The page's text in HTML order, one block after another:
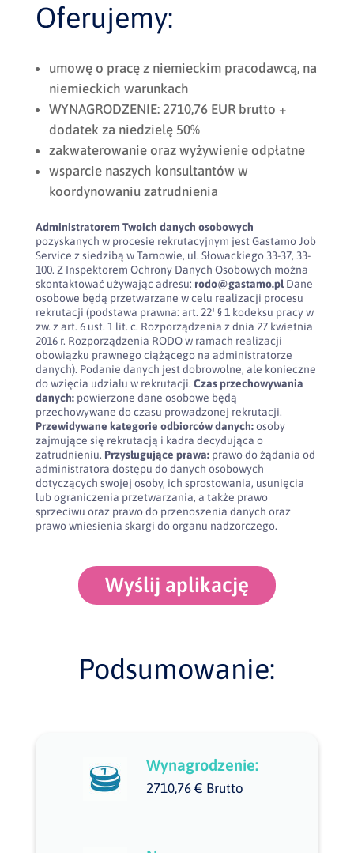
Oferujemy:
umowę o pracę z niemieckim pracodawcą, na
niemieckich warunkach
WYNAGRODZENIE: 2710,76 EUR brutto +
dodatek za niedzielę 50%
zakwaterowanie oraz wyżywienie odpłatne
wsparcie naszych konsultantów w
koordynowaniu zatrudnienia
Administratorem Twoich danych osobowych
pozyskanych w procesie rekrutacyjnym jest Gastamo Job
Service z siedzibą w Tarnowie, ul. Słowackiego 33-37, 33-
100. Z Inspektorem Ochrony Danych Osobowych można
skontaktować używając adresu: rodo@gastamo.plDane
osobowe będą przetwarzane w celu realizacji procesu
rekrutacji (podstawa prawna: art. 22¹ § 1 kodeksu pracy w
zw. z art. 6 ust. 1 lit. c. Rozporządzenia z dnia 27 kwietnia
2016 r. Rozporządzenia RODO w ramach realizacji
obowiązku prawnego ciążącego na administratorze
danych). Podanie danych jest dobrowolne, ale konieczne
do wzięcia udziału w rekrutacji. Czas przechowywania
danych:powierzone dane osobowe będą
przechowywane do czasu prowadzonej rekrutacji.
Przewidywane kategorie odbiorców danych:osoby
zajmujące się rekrutacją i kadra decydująca o
zatrudnieniu. Przysługujące prawa:prawo do żądania od
administratora dostępu do danych osobowych
dotyczących swojej osoby, ich sprostowania, usunięcia
lub ograniczenia przetwarzania, a także prawo
sprzeciwu oraz prawo do przenoszenia danych oraz
prawo wniesienia skargi do organu nadzorczego.
Wyślij aplikację
Podsumowanie:
Wynagrodzenie:
2710,76 € Brutto